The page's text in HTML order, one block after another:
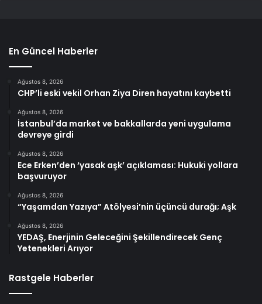
En Güncel Haberler
Ağustos 8, 2026
CHP’li eski vekil Orhan Ziya Diren hayatını kaybetti
Ağustos 8, 2026
İstanbul’da market ve bakkallarda yeni uygulama
devreye girdi
Ağustos 8, 2026
Ece Erken’den ‘yasak aşk’ açıklaması: Hukuki yollara
başvuruyor
Ağustos 8, 2026
“Yaşamdan Yazıya” Atölyesi’nin üçüncü durağı; Aşk
Ağustos 8, 2026
YEDAŞ, Enerjinin Geleceğini Şekillendirecek Genç
Yetenekleri Arıyor
Rastgele Haberler